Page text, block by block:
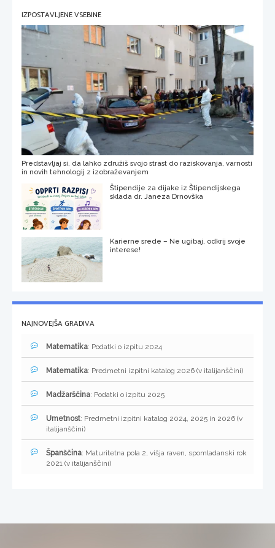
IZPOSTAVLJENE VSEBINE
Predstavljaj si, da lahko združiš svojo strast do raziskovanja, varnosti
in novih tehnologij z izobraževanjem
Štipendije za dijake iz Štipendijskega
sklada dr. Janeza Drnovška
Karierne srede – Ne ugibaj, odkrij svoje
interese!
NAJNOVEJŠA GRADIVA
Matematika: Podatki o izpitu 2024
Matematika: Predmetni izpitni katalog 2026 (v italijanščini)
Madžarščina: Podatki o izpitu 2025
Umetnost: Predmetni izpitni katalog 2024, 2025 in 2026 (v
italijanščini)
Španščina: Maturitetna pola 2, višja raven, spomladanski rok
2021 (v italijanščini)